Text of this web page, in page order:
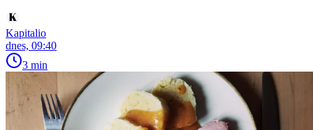
Kapitalio
dnes, 09:40
3 min